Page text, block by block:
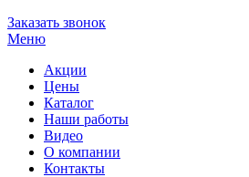
Заказать звонок
Меню
Акции
Цены
Каталог
Наши работы
Видео
О компании
Контакты